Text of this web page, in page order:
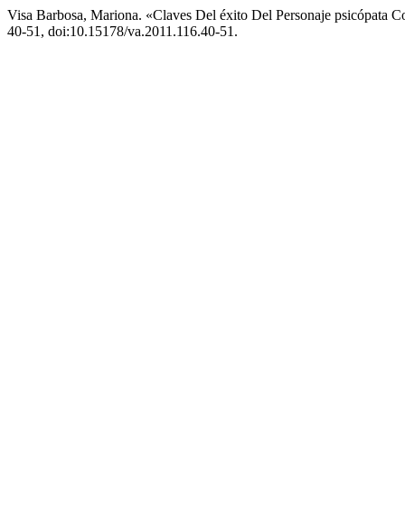
Visa Barbosa, Mariona. «Claves Del éxito Del Personaje psicópata
40-51, doi:10.15178/va.2011.116.40-51.